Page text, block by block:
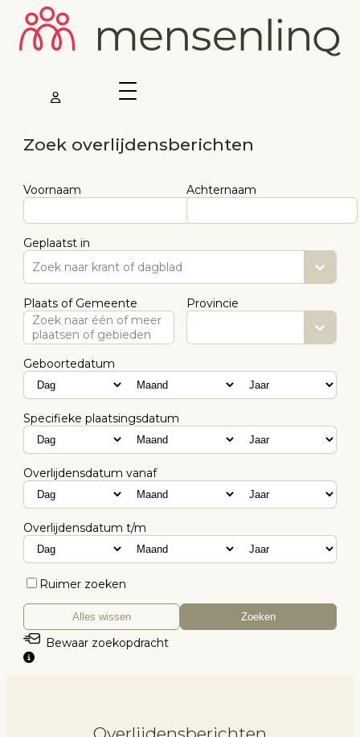
Zoek overlijdensberichten
Voornaam Achternaam
Geplaatst in
Zoek naar krant of dagblad
Plaats of Gemeente
Zoek naar één of meer
plaatsen of gebieden
Provincie
Geboortedatum
Specifieke plaatsingsdatum
Overlijdensdatum vanaf
Overlijdensdatum t/m
Ruimer zoeken
Alles wissen Zoeken
Bewaar zoekopdracht